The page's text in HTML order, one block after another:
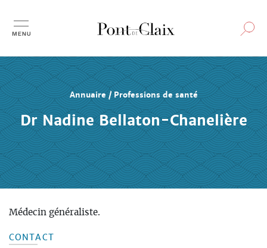
contenu
principal
Annuaire / Professions de santé
Dr Nadine Bellaton-Chanelière
Médecin généraliste.
CONTACT